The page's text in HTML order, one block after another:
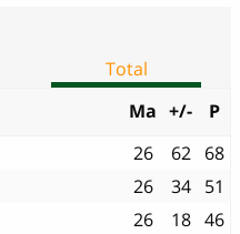
Total
Ma +/-
P
26 62
68
26 34
51
26 18 46